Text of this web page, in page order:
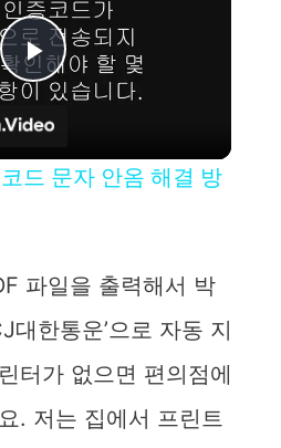
P
y
V
i
드 문자 안옴 해결 방
파일을 출력해서 박
대한통운’으로 자동 지
터가 없으면 편의점에
. 저는 집에서 프린트